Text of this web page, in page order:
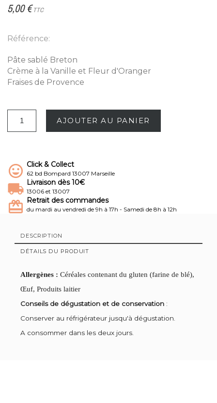
5,00 € TTC
Référence:
Pâte sablé Breton
Crème à la Vanille et Fleur d'Oranger
Fraises de Provence
AJOUTER AU PANIER
Click & Collect
62 bd Bompard 13007 Marseille
Livraison dès 10€
13006 et 13007
Retrait des commandes
du mardi au vendredi de 9h à 17h - Samedi de 8h à 12h
DESCRIPTION
DÉTAILS DU PRODUIT
Allergènes : Céréales contenant du gluten (farine de blé),
Œuf, Produits laitier
Conseils de dégustation et de conservation :
Conserver au réfrigérateur jusqu'à dégustation.
A consommer dans les deux jours.